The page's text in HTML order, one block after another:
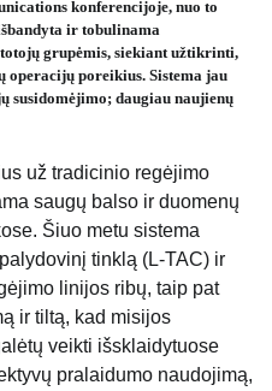
konferencijoje, nuo to
ir tobulinama
grupėmis, siekiant užtikrinti,
poreikius. Sistema jau
susidomėjimo; daugiau naujienų
už tradicinio regėjimo
saugų balso ir duomenų
Šiuo metu sistema
tinklą (L-TAC) ir
linijos ribų, taip pat
ir tiltą, kad misijos
veikti išsklaidytuose
pralaidumo naudojimą,